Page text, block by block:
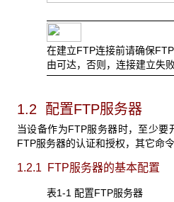
在建立FTP连接前请确保
由可达，否则，连接建立失败
1.2 配置FTP服务器
当设备作为FTP服务器时，至少要
FTP服务器的认证和授权，其它命
1.2.1 FTP服务器的基本配置
表1-1 配置FTP服务器